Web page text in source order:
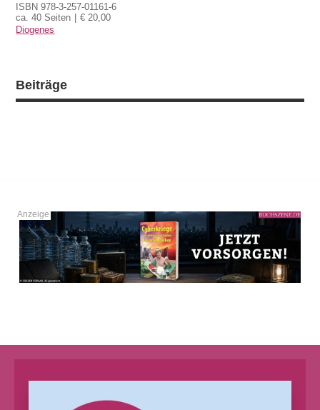
ISBN 978-3-257-01161-6
ca. 40 Seiten
€ 20,00
Diogenes
Beiträge